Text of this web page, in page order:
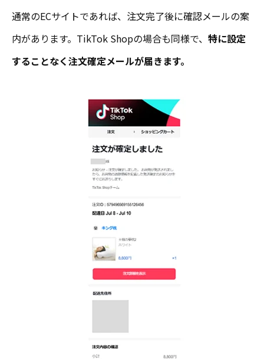
通常のECサイトであれば、注文完了後に確認メールの案
内があります。TikTok Shopの場合も同様で、 特に設定
することなく注文確定メールが届きます。